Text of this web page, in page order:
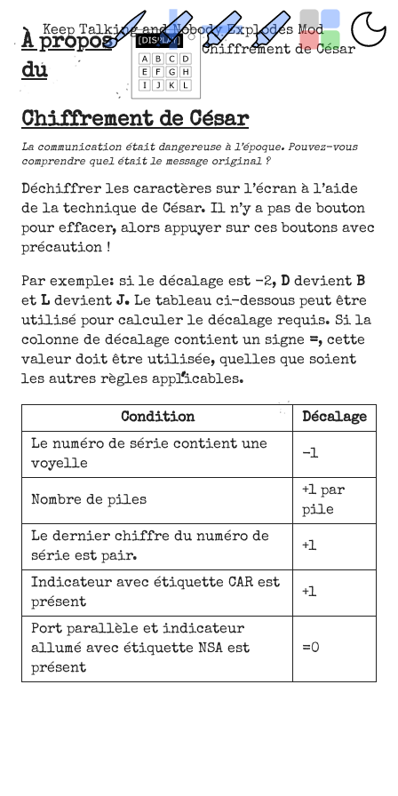
Keep Talking and Nobody Explodes Mod
Chiffrement de César
À propos
du
Chiffrement de César
La communication était dangereuse à l’époque. Pouvez-vous
comprendre quel était le message original ?
Déchiffrer les caractères sur l’écran à l’aide
de la technique de César. Il n’y a pas de bouton
pour effacer, alors appuyer sur ces boutons avec
précaution !
Par exemple: si le décalage est -2, D devient B
et L devient J. Le tableau ci-dessous peut être
utilisé pour calculer le décalage requis. Si la
colonne de décalage contient un signe =, cette
valeur doit être utilisée, quelles que soient
les autres règles applicables.
Condition
Décalage
Le numéro de série contient une
voyelle
-1
Nombre de piles
+1 par
pile
Le dernier chiffre du numéro de
série est pair.
+1
Indicateur avec étiquette CAR est
présent
+1
Port parallèle et indicateur
allumé avec étiquette NSA est
présent
=0